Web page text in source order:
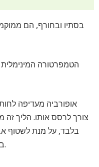
בסתיו ובחורף, הם
צורך לרסס אותו. הליך זה
בלבד, על מנת לשטוף
בטמפרטורת החדר משמשים להשקיה.